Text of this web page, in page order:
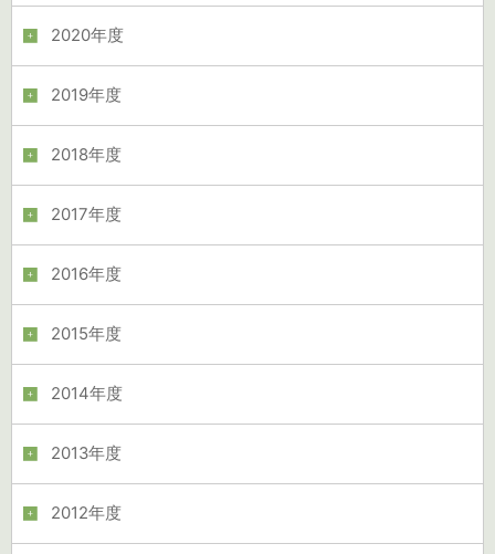
2020年度
2019年度
2018年度
2017年度
2016年度
2015年度
2014年度
2013年度
2012年度